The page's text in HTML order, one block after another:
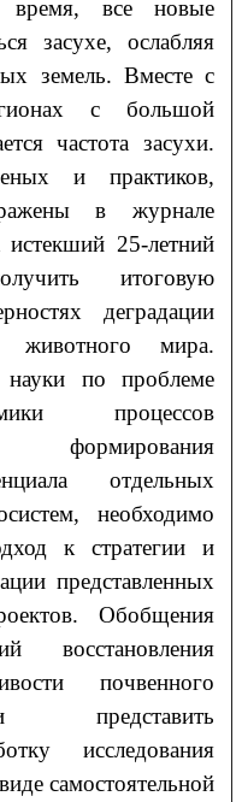
время, все новые
засухе, ослабляя
земель. Вместе с
с большой
частота засухи.
и практиков,
в журнале
25-летний
итоговую
деградации
животного мира.
по проблеме
процессов
отдельных
необходимо
к стратегии и
представленных
Обобщения
восстановления
почвенного
представить
исследования
самостоятельной